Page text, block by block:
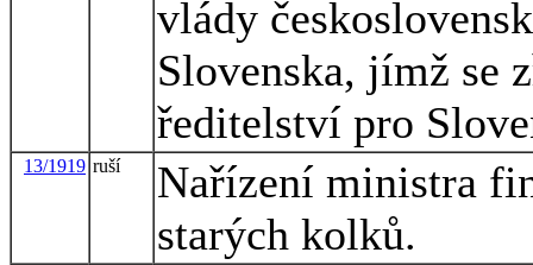
vlády
Slovenska, jímž se
ředitelství pro
13/1919 ruší
Nařízení ministra
starých kolků.